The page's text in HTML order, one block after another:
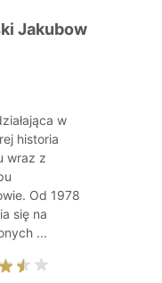
Jakubow
w
historia
wraz z
Od 1978
się na
...